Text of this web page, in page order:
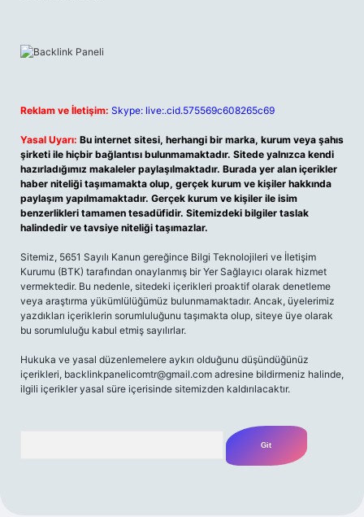
Reklam ve İletişim: Skype: live:.cid.575569c608265c69
Yasal Uyarı: Bu internet sitesi, herhangi bir marka, kurum veya şahıs
şirketi ile hiçbir bağlantısı bulunmamaktadır. Sitede yalnızca kendi
hazırladığımız makaleler paylaşılmaktadır. Burada yer alan içerikler
haber niteliği taşımamakta olup, gerçek kurum ve kişiler hakkında
paylaşım yapılmamaktadır. Gerçek kurum ve kişiler ile isim
benzerlikleri tamamen tesadüfidir. Sitemizdeki bilgiler taslak
halindedir ve tavsiye niteliği taşımazlar.
Sitemiz, 5651 Sayılı Kanun gereğince Bilgi Teknolojileri ve İletişim
Kurumu (BTK) tarafından onaylanmış bir Yer Sağlayıcı olarak hizmet
vermektedir. Bu nedenle, sitedeki içerikleri proaktif olarak denetleme
veya araştırma yükümlülüğümüz bulunmamaktadır. Ancak, üyelerimiz
yazdıkları içeriklerin sorumluluğunu taşımakta olup, siteye üye olarak
bu sorumluluğu kabul etmiş sayılırlar.
Hukuka ve yasal düzenlemelere aykırı olduğunu düşündüğünüz
içerikleri, backlinkpanelicomtr@gmail.com adresine bildirmeniz halinde,
ilgili içerikler yasal süre içerisinde sitemizden kaldırılacaktır.